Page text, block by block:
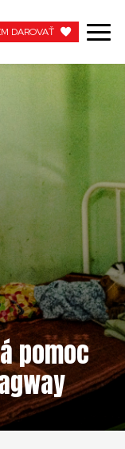
CHCEM DAROVAŤ
DAROVAŤ
pomoc